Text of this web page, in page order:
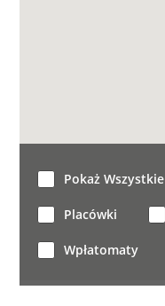
Pokaż Wszystkie
Placówki
Wpłatomaty